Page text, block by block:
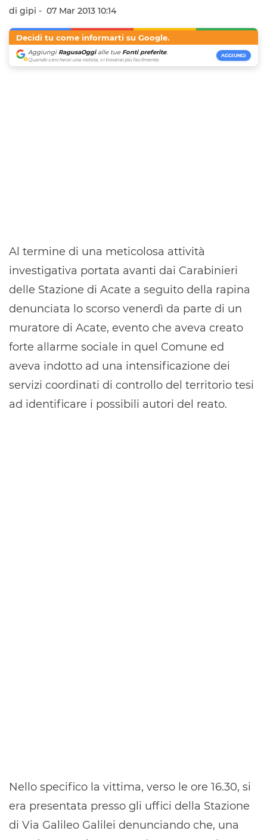
di gipi - 07 Mar 2013 10:14
Decidi tu come informarti su Google.
Aggiungi RagusaOggialle tue Fonti preferite.
Quando cercherai una notizia, ci troverai più facilmente.
AGGIUNGI
Al termine di una meticolosa attività
investigativa portata avanti dai Carabinieri
delle Stazione di Acate a seguito della rapina
denunciata lo scorso venerdì da parte di un
muratore di Acate, evento che aveva creato
forte allarme sociale in quel Comune ed
aveva indotto ad una intensificazione dei
servizi coordinati di controllo del territorio tesi
ad identificare i possibili autori del reato.
Nello specifico la vittima, verso le ore 16.30, si
era presentata presso gli uffici della Stazione
di Via Galileo Galilei denunciando che, una